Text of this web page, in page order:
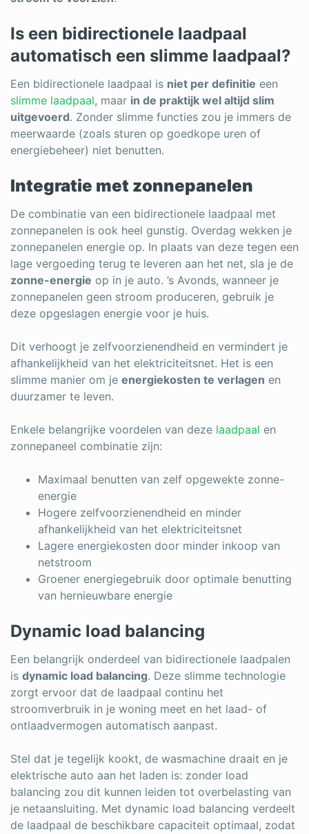
Is een bidirectionele laadpaal
automatisch een slimme laadpaal?
Een bidirectionele laadpaal is niet per definitie een
slimme laadpaal, maar in de praktijk wel altijd slim
uitgevoerd. Zonder slimme functies zou je immers de
meerwaarde (zoals sturen op goedkope uren of
energiebeheer) niet benutten.
Integratie met zonnepanelen
De combinatie van een bidirectionele laadpaal met
zonnepanelen is ook heel gunstig. Overdag wekken je
zonnepanelen energie op. In plaats van deze tegen een
lage vergoeding terug te leveren aan het net, sla je de
zonne-energie op in je auto. ’s Avonds, wanneer je
zonnepanelen geen stroom produceren, gebruik je
deze opgeslagen energie voor je huis.
Dit verhoogt je zelfvoorzienendheid en vermindert je
afhankelijkheid van het elektriciteitsnet. Het is een
slimme manier om je energiekosten te verlagen en
duurzamer te leven.
Enkele belangrijke voordelen van deze laadpaal en
zonnepaneel combinatie zijn:
Maximaal benutten van zelf opgewekte zonne-
energie
Hogere zelfvoorzienendheid en minder
afhankelijkheid van het elektriciteitsnet
Lagere energiekosten door minder inkoop van
netstroom
Groener energiegebruik door optimale benutting
van hernieuwbare energie
Dynamic load balancing
Een belangrijk onderdeel van bidirectionele laadpalen
is dynamic load balancing. Deze slimme technologie
zorgt ervoor dat de laadpaal continu het
stroomverbruik in je woning meet en het laad- of
ontlaadvermogen automatisch aanpast.
Stel dat je tegelijk kookt, de wasmachine draait en je
elektrische auto aan het laden is: zonder load
balancing zou dit kunnen leiden tot overbelasting van
je netaansluiting. Met dynamic load balancing verdeelt
de laadpaal de beschikbare capaciteit optimaal, zodat